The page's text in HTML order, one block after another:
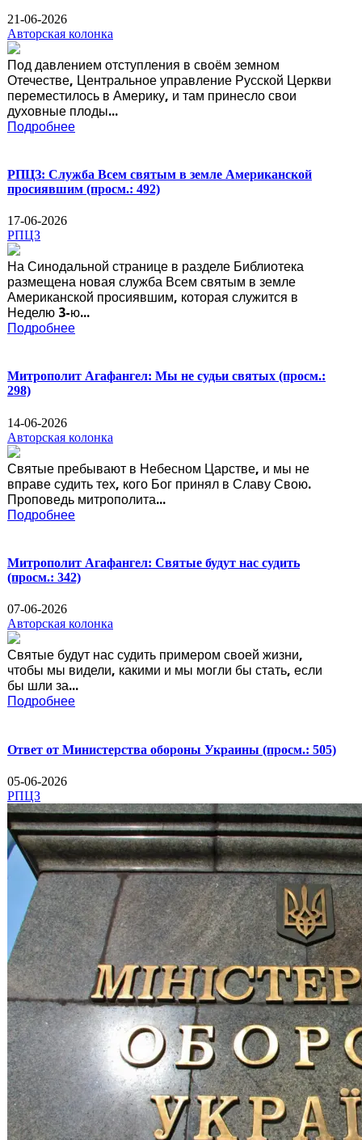
21-06-2026
Авторская колонка
Под давлением отступления в своём земном
Отечестве, Центральное управление Русской Церкви
переместилось в Америку, и там принесло свои
духовные плоды...
Подробнее
РПЦЗ: Служба Всем святым в земле Американской
просиявшим (просм.: 492)
17-06-2026
РПЦЗ
На Синодальной странице в разделе Библиотека
размещена новая служба Всем святым в земле
Американской просиявшим, которая служится в
Неделю 3-ю...
Подробнее
Митрополит Агафангел: Мы не судьи святых (просм.:
298)
14-06-2026
Авторская колонка
Святые пребывают в Небесном Царстве, и мы не
вправе судить тех, кого Бог принял в Славу Свою.
Проповедь митрополита...
Подробнее
Митрополит Агафангел: Святые будут нас судить
(просм.: 342)
07-06-2026
Авторская колонка
Святые будут нас судить примером своей жизни,
чтобы мы видели, какими и мы могли бы стать, если
бы шли за...
Подробнее
Ответ от Министерства обороны Украины (просм.: 505)
05-06-2026
РПЦЗ